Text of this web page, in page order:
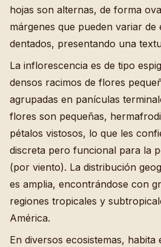
hojas son alternas, de forma
márgenes que pueden variar de
dentados, presentando una
La inflorescencia es de tipo
densos racimos de flores
agrupadas en panículas
flores son pequeñas,
pétalos vistosos, lo que les
discreta pero funcional para la
(por viento). La distribución
es amplia, encontrándose con
regiones tropicales y
América.
En diversos ecosistemas, habita